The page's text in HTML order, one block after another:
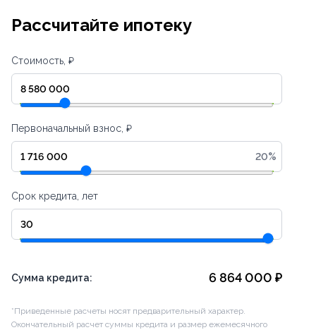
Рассчитайте ипотеку
Стоимость, ₽
Первоначальный взнос, ₽
20%
Срок кредита, лет
Сумма кредита: 6 864 000 ₽
*Приведенные расчеты носят предварительный характер.
Окончательный расчет суммы кредита и размер ежемесячного